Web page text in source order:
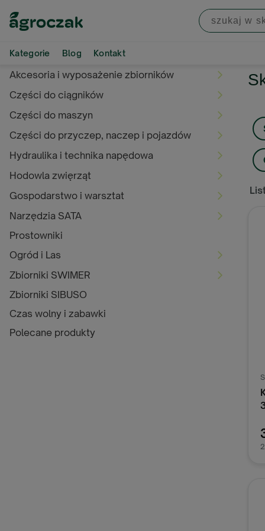
Kategorie Blog Kontakt
Akcesoria i wyposażenie zbiorników
Części do ciągników
Części do maszyn
Części do przyczep, naczep i pojazdów
Hydraulika i technika napędowa
Hodowla zwięrząt
Gospodarstwo i warsztat
Narzędzia SATA
Prostowniki
Ogród i Las
Zbiorniki SWIMER
Zbiorniki SIBUSO
Czas wolny i zabawki
Polecane produkty